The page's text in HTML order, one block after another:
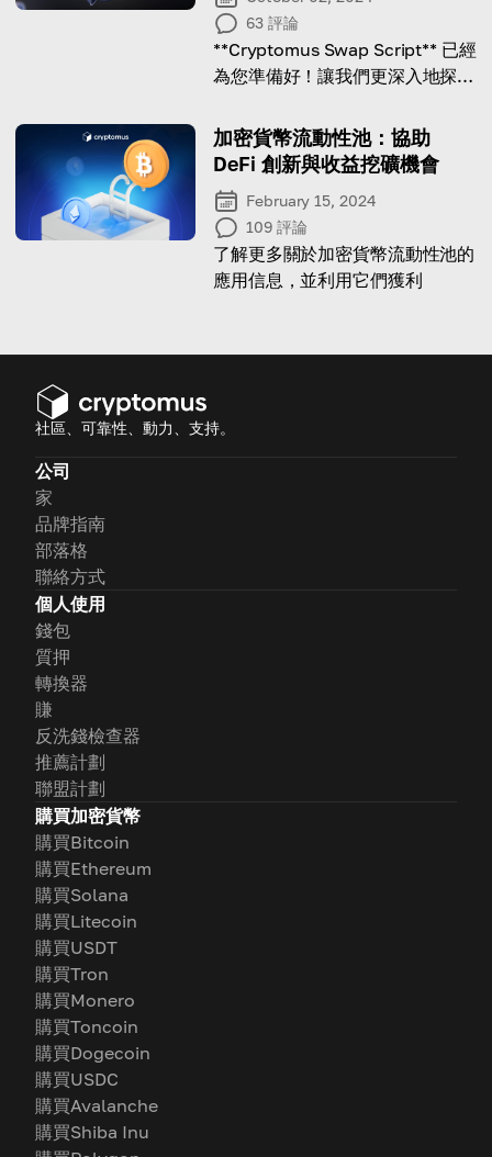
63 評論
**Cryptomus Swap Script** 已經
為您準備好！讓我們更深入地探索
加密貨幣流動性池：協助
DeFi 創新與收益挖礦機會
February 15, 2024
109 評論
了解更多關於加密貨幣流動性池的
應用信息，並利用它們獲利
社區、可靠性、動力、支持。
公司
家
品牌指南
部落格
聯絡方式
個人使用
錢包
質押
轉換器
賺
反洗錢檢查器
推薦計劃
聯盟計劃
購買加密貨幣
購買Bitcoin
購買Ethereum
購買Solana
購買Litecoin
購買USDT
購買Tron
購買Monero
購買Toncoin
購買Dogecoin
購買USDC
購買Avalanche
購買Shiba Inu